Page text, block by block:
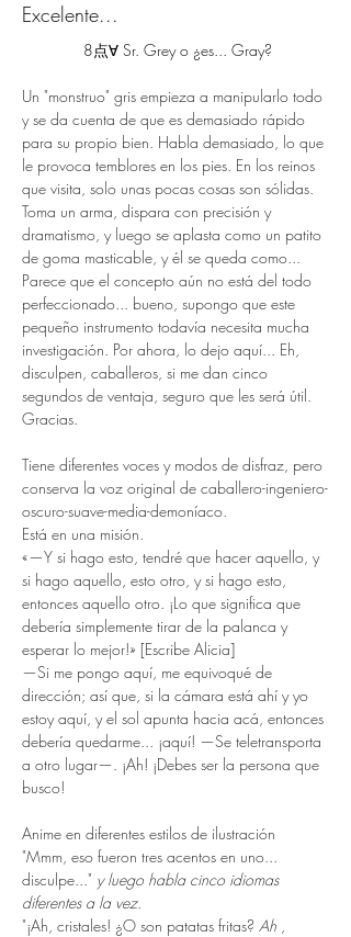
Excelente...
8点∀ Sr. Grey o ¿es... Gray?
Un "monstruo" gris empieza a manipularlo todo
y se da cuenta de que es demasiado rápido
para su propio bien. Habla demasiado, lo que
le provoca temblores en los pies. En los reinos
que visita, solo unas pocas cosas son sólidas.
Toma un arma, dispara con precisión y
dramatismo, y luego se aplasta como un patito
de goma masticable, y él se queda como...
Parece que el concepto aún no está del todo
perfeccionado... bueno, supongo que este
pequeño instrumento todavía necesita mucha
investigación. Por ahora, lo dejo aquí... Eh,
disculpen, caballeros, si me dan cinco
segundos de ventaja, seguro que les será útil.
Gracias.
Tiene diferentes voces y modos de disfraz, pero
conserva la voz original de caballero-ingeniero-
oscuro-suave-media-demoníaco.
Está en una misión.
«—Y si hago esto, tendré que hacer aquello, y
si hago aquello, esto otro, y si hago esto,
entonces aquello otro. ¡Lo que significa que
debería simplemente tirar de la palanca y
esperar lo mejor!» [Escribe Alicia]
—Si me pongo aquí, me equivoqué de
dirección; así que, si la cámara está ahí y yo
estoy aquí, y el sol apunta hacia acá, entonces
debería quedarme... ¡aquí! —Se teletransporta
a otro lugar—. ¡Ah! ¡Debes ser la persona que
busco!
Anime en diferentes estilos de ilustración
"Mmm, eso fueron tres acentos en uno...
disculpe..." y luego habla cinco idiomas
diferentes a la vez.
"¡Ah, cristales! ¿O son patatas fritas? Ah ,